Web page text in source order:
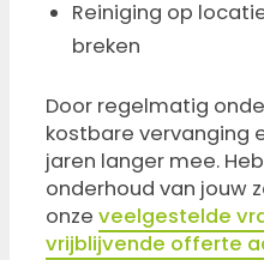
Reiniging op
breken
Door regelmatig
kostbare vervanging
jaren langer mee.
onderhoud van jouw
onze veelgestelde
vrijblijvende offerte